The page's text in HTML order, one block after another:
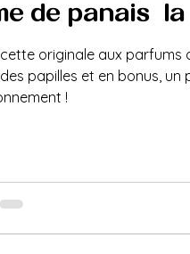
de panais à
originale aux parfums
papilles et en bonus,
!